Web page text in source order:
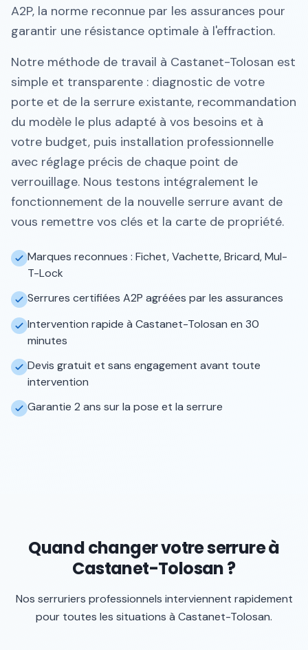
A2P, la norme reconnue par les assurances pour
garantir une résistance optimale à l'effraction.
Notre méthode de travail à Castanet-Tolosan est
simple et transparente : diagnostic de votre
porte et de la serrure existante, recommandation
du modèle le plus adapté à vos besoins et à
votre budget, puis installation professionnelle
avec réglage précis de chaque point de
verrouillage. Nous testons intégralement le
fonctionnement de la nouvelle serrure avant de
vous remettre vos clés et la carte de propriété.
Marques reconnues : Fichet, Vachette, Bricard, Mul-
T-Lock
Serrures certifiées A2P agréées par les assurances
Intervention rapide à Castanet-Tolosan en 30
minutes
Devis gratuit et sans engagement avant toute
intervention
Garantie 2 ans sur la pose et la serrure
Quand changer votre serrure à
Castanet-Tolosan ?
Nos serruriers professionnels interviennent rapidement
pour toutes les situations à Castanet-Tolosan.